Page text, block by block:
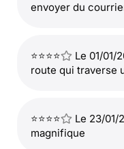
envoyer du
⭐⭐⭐⭐
Le 01/01/
route qui traverse
⭐⭐⭐⭐
Le 23/01/
magnifique